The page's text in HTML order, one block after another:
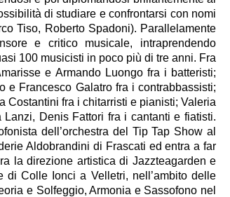
di studiare e confrontarsi con nomi
Tiso, Roberto Spadoni). Parallelamente
e critico musicale, intraprendendo
100 musicisti in poco più di tre anni. Fra
e Armando Luongo fra i batteristi;
e Francesco Galatro fra i contrabbassisti;
fra i chitarristi e pianisti; Valeria
Denis Fattori fra i cantanti e fiatisti.
dell’orchestra del Tip Tap Show al
Aldobrandini di Frascati ed entra a far
la direzione artistica di Jazzteagarden e
di Colle Ionci a Velletri, nell’ambito delle
e Solfeggio, Armonia e Sassofono nel